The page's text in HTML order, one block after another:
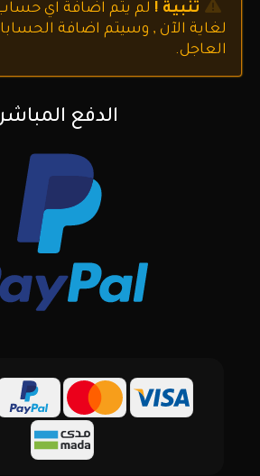
تنبية ! لم يتم اضافة اي
لغاية الآن , وسيتم اضافة
العاجل.
الدفع